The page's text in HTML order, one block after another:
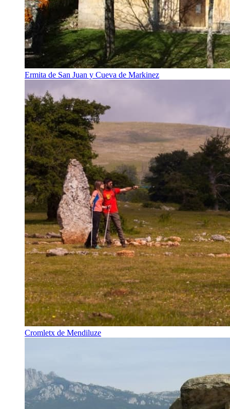
Ermita de San Juan y Cueva de Markinez
Cromletx de Mendiluze